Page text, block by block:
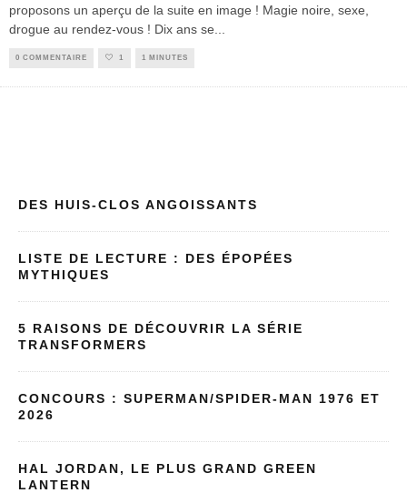
proposons un aperçu de la suite en image ! Magie noire, sexe,
drogue au rendez-vous ! Dix ans se
0 COMMENTAIRE 1 1 MINUTES
DES HUIS-CLOS ANGOISSANTS
LISTE DE LECTURE : DES ÉPOPÉES
MYTHIQUES
5 RAISONS DE DÉCOUVRIR LA SÉRIE
TRANSFORMERS
CONCOURS : SUPERMAN/SPIDER-MAN 1976 ET
2026
HAL JORDAN, LE PLUS GRAND GREEN
LANTERN